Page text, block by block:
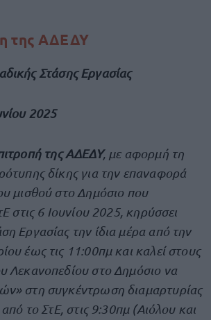
της ΑΔΕΔΥ
Στάσης Εργασίας
2025
της ΑΔΕΔΥ, με αφορμή τη
δίκης για την επαναφορά
μισθού στο Δημόσιο που
στις 6 Ιουνίου 2025, κηρύσσει
Εργασίας την ίδια μέρα από την
έως τις 11:00πμ και καλεί στους
Λεκανοπεδίου στο Δημόσιο να
στη συγκέντρωση διαμαρτυρίας
το ΣτΕ, στις 9:30πμ (Αιόλου και